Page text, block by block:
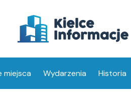
miejsca Wydarzenia Historia